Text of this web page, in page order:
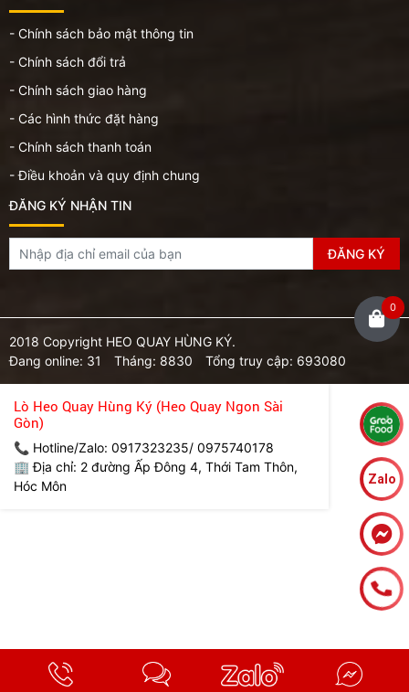
- Chính sách bảo mật thông tin
- Chính sách đổi trả
- Chính sách giao hàng
- Các hình thức đặt hàng
- Chính sách thanh toán
- Điều khoản và quy định chung
ĐĂNG KÝ NHẬN TIN
2018 Copyright HEO QUAY HÙNG KÝ.
Đang online: 31
Tháng: 8830 Tổng truy cập: 693080
0
Zalo
Lò Heo Quay Hùng Ký (Heo Quay Ngon Sài
Gòn)
📞 Hotline/Zalo: 0917323235/ 0975740178
🏢 Địa chỉ: 2 đường Ấp Đông 4, Thới Tam Thôn,
Hóc Môn